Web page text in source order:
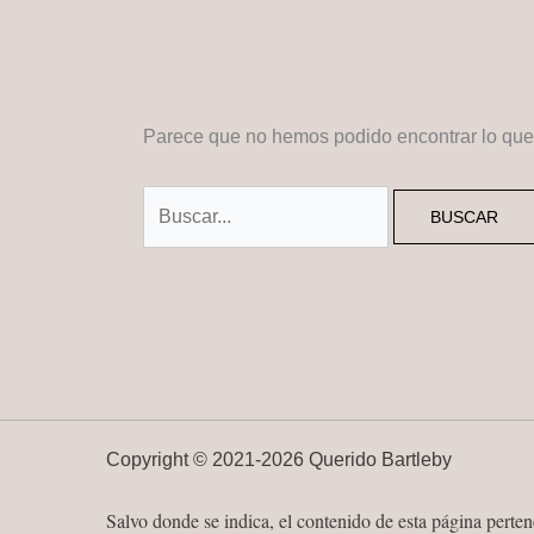
Parece que no hemos podido encontrar lo
Copyright © 2021-2026 Querido Bartleby
Salvo donde se indica, el contenido de esta página